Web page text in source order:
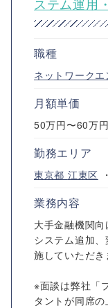
職種
ネットワークエ
月額単価
50万円〜60万円
勤務エリア
東京都 江東区
業務内容
大手金融機関向
システム追加
施していただき
※面談は弊社「
タントが同席